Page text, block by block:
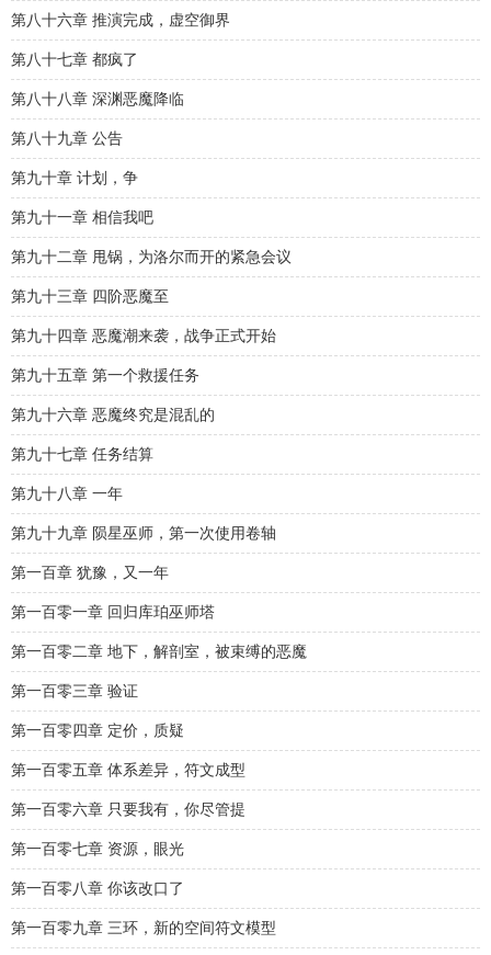
第八十六章 推演完成，虚空御界
第八十七章 都疯了
第八十八章 深渊恶魔降临
第八十九章 公告
第九十章 计划，争
第九十一章 相信我吧
第九十二章 甩锅，为洛尔而开的紧急会议
第九十三章 四阶恶魔至
第九十四章 恶魔潮来袭，战争正式开始
第九十五章 第一个救援任务
第九十六章 恶魔终究是混乱的
第九十七章 任务结算
第九十八章 一年
第九十九章 陨星巫师，第一次使用卷轴
第一百章 犹豫，又一年
第一百零一章 回归库珀巫师塔
第一百零二章 地下，解剖室，被束缚的恶魔
第一百零三章 验证
第一百零四章 定价，质疑
第一百零五章 体系差异，符文成型
第一百零六章 只要我有，你尽管提
第一百零七章 资源，眼光
第一百零八章 你该改口了
第一百零九章 三环，新的空间符文模型